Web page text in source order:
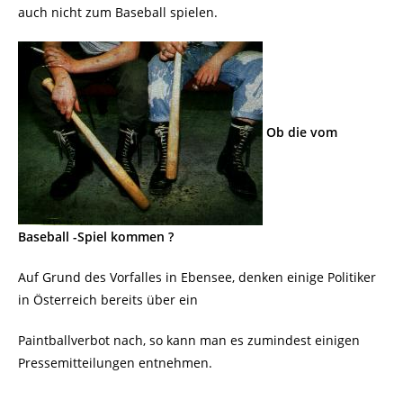
auch nicht zum Baseball spielen.
Ob die vom
Baseball -Spiel kommen ?
Auf Grund des Vorfalles in Ebensee, denken einige Politiker
in Österreich bereits über ein
Paintballverbot nach, so kann man es zumindest einigen
Pressemitteilungen entnehmen.